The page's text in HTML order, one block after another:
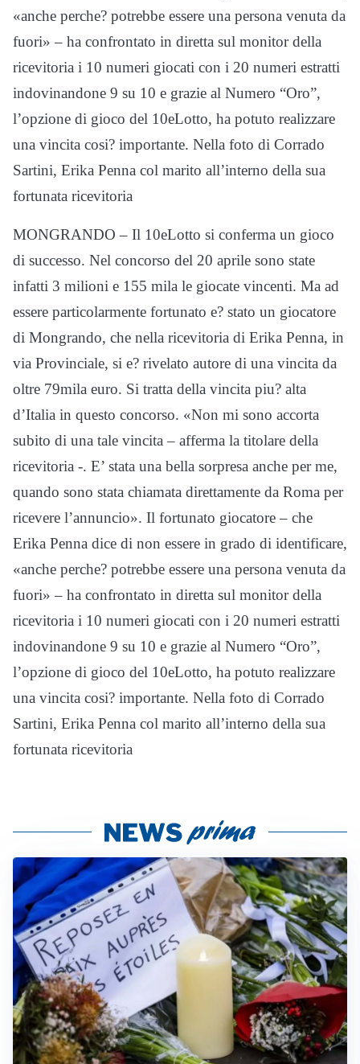
«anche perche? potrebbe essere una persona venuta da
fuori» – ha confrontato in diretta sul monitor della
ricevitoria i 10 numeri giocati con i 20 numeri estratti
indovinandone 9 su 10 e grazie al Numero “Oro”,
l’opzione di gioco del 10eLotto, ha potuto realizzare
una vincita cosi? importante. Nella foto di Corrado
Sartini, Erika Penna col marito all’interno della sua
fortunata ricevitoria
MONGRANDO – Il 10eLotto si conferma un gioco
di successo. Nel concorso del 20 aprile sono state
infatti 3 milioni e 155 mila le giocate vincenti. Ma ad
essere particolarmente fortunato e? stato un giocatore
di Mongrando, che nella ricevitoria di Erika Penna, in
via Provinciale, si e? rivelato autore di una vincita da
oltre 79mila euro. Si tratta della vincita piu? alta
d’Italia in questo concorso. «Non mi sono accorta
subito di una tale vincita – afferma la titolare della
ricevitoria -. E’ stata una bella sorpresa anche per me,
quando sono stata chiamata direttamente da Roma per
ricevere l’annuncio». Il fortunato giocatore – che
Erika Penna dice di non essere in grado di identificare,
«anche perche? potrebbe essere una persona venuta da
fuori» – ha confrontato in diretta sul monitor della
ricevitoria i 10 numeri giocati con i 20 numeri estratti
indovinandone 9 su 10 e grazie al Numero “Oro”,
l’opzione di gioco del 10eLotto, ha potuto realizzare
una vincita cosi? importante. Nella foto di Corrado
Sartini, Erika Penna col marito all’interno della sua
fortunata ricevitoria